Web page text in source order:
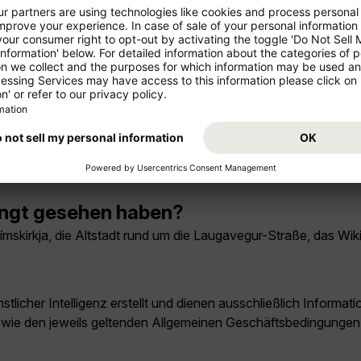
lohnen sich besonders?
Lagune, der Golden Circle mit Geysir, Þingvellir und
Harpa, das Nationalmuseum von Island und
gesehen haben?
die Altstadt rund um die Laugavegur-Straße, das
Intelligenz erstellt und dienen ausschließlich
den jeweils geltenden Allgemeinen